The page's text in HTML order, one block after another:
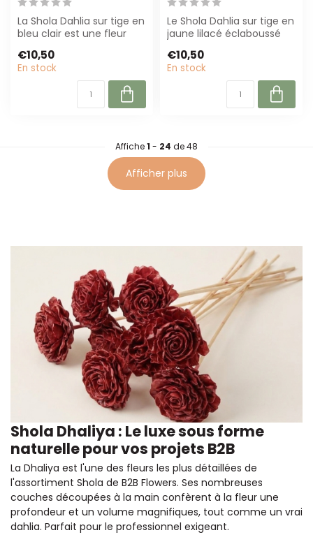
La Shola Dahlia sur tige en
bleu clair est une fleur
€10,50
En stock
Le Shola Dahlia sur tige en
jaune lilacé éclaboussé
fleuris...
€10,50
En stock
Affiche1 - 24 de 48
Afficher plus
Shola Dhaliya : Le luxe sous forme
naturelle pour vos projets B2B
La Dhaliya est l'une des fleurs les plus détaillées de
l'assortiment Shola de B2B Flowers. Ses nombreuses
couches découpées à la main confèrent à la fleur une
profondeur et un volume magnifiques, tout comme un vrai
dahlia. Parfait pour le professionnel exigeant.